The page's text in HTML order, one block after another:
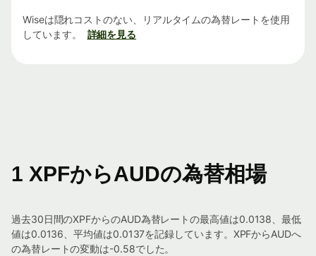
Wiseは隠れコストのない、リアルタイムの為替レートを使用
しています。
詳細を見る
1 XPFからAUDの為替相場
過去30日間のXPFからのAUD為替レートの最高値は0.0138、最低
値は0.0136、平均値は0.0137を記録しています。XPFからAUDへ
の為替レートの変動は-0.58でした。